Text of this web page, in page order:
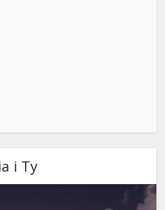
i Ty